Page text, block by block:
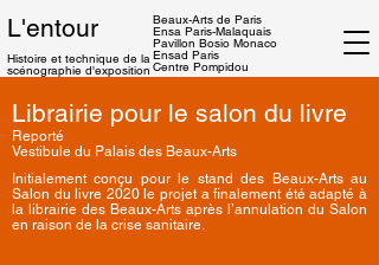
L'entour
Histoire et technique de la
scénographie d'exposition
Beaux-Arts de Paris
Ensa Paris-Malaquais
Pavillon Bosio Monaco
Ensad Paris
Centre Pompidou
Librairie pour le salon du livre
Reporté
Vestibule du Palais des Beaux-Arts
Initialement conçu pour le stand des Beaux-Arts au
Salon du livre 2020 le projet a finalement été adapté à
la librairie des Beaux-Arts après l’annulation du Salon
en raison de la crise sanitaire.